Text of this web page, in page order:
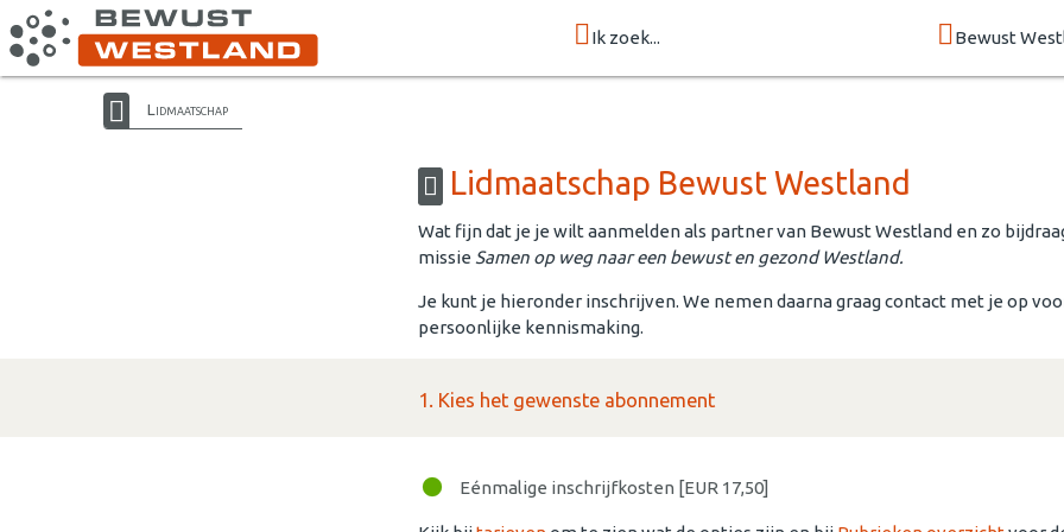
Ik zoek... Bewust
Lidmaatschap
Lidmaatschap Bewust Westland
Wat fijn dat je je wilt aanmelden als partner van Bewust Westland en zo
missie Samen op weg naar een bewust en gezond Westland.
Je kunt je hieronder inschrijven. We nemen daarna graag contact met je op
persoonlijke kennismaking.
1. Kies het gewenste abonnement
Eénmalige inschrijfkosten [EUR 17,50]